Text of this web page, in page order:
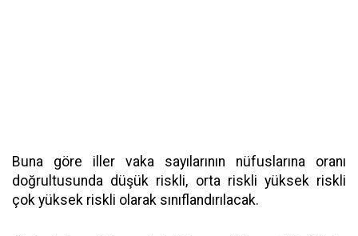
Buna göre iller vaka sayılarının nüfuslarına oranı
doğrultusunda düşük riskli, orta riskli yüksek riskli
çok yüksek riskli olarak sınıflandırılacak.